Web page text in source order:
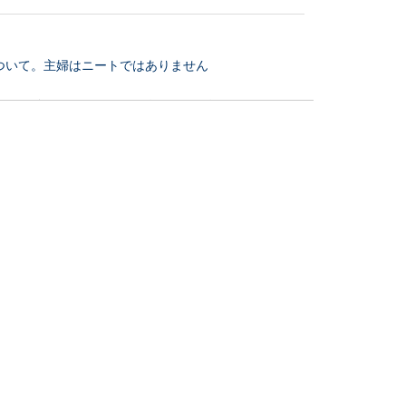
て。主婦はニートではありません
ふうに言われてしまいますが、違いは歴然。違いはたくさんあり